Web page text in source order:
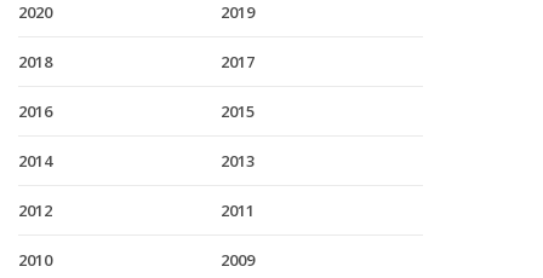
2020 2019
2018 2017
2016 2015
2014 2013
2012 2011
2010 2009